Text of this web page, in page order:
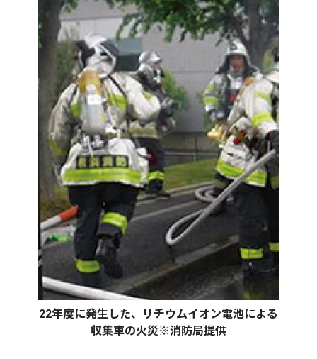
22年度に発生した、リチウムイオン電池による
収集車の火災※消防局提供